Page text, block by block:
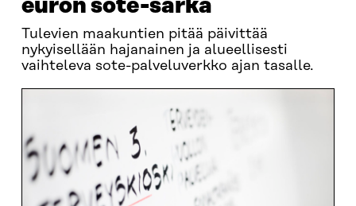
euron sote-sarka
Tulevien maakuntien pitää päivittää
nykyisellään hajanainen ja alueellisesti
vaihteleva sote-palveluverkko ajan tasalle.